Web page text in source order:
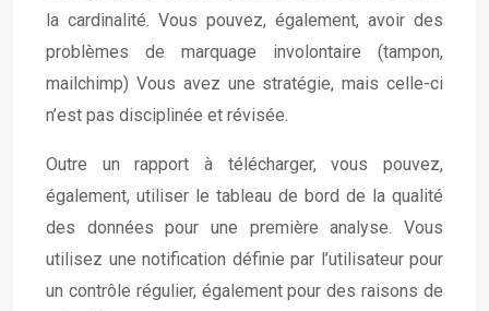
la cardinalité. Vous pouvez, également, avoir des
problèmes de marquage involontaire (tampon,
mailchimp) Vous avez une stratégie, mais celle-ci
n’est pas disciplinée et révisée.
Outre un rapport à télécharger, vous pouvez,
également, utiliser le tableau de bord de la qualité
des données pour une première analyse. Vous
utilisez une notification définie par l’utilisateur pour
un contrôle régulier, également pour des raisons de